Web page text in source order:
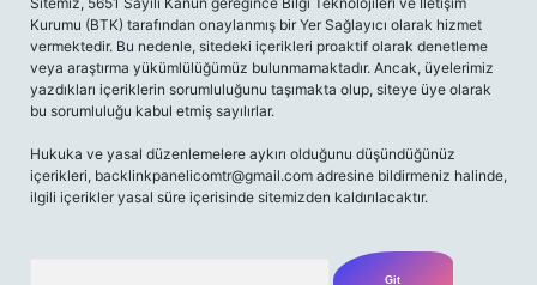
Kurumu (BTK) tarafından onaylanmış bir Yer Sağlayıcı olarak hizmet
vermektedir. Bu nedenle, sitedeki içerikleri proaktif olarak denetleme
veya araştırma yükümlülüğümüz bulunmamaktadır. Ancak, üyelerimiz
yazdıkları içeriklerin sorumluluğunu taşımakta olup, siteye üye olarak
bu sorumluluğu kabul etmiş sayılırlar.
Hukuka ve yasal düzenlemelere aykırı olduğunu düşündüğünüz
içerikleri, backlinkpanelicomtr@gmail.com adresine bildirmeniz halinde,
ilgili içerikler yasal süre içerisinde sitemizden kaldırılacaktır.